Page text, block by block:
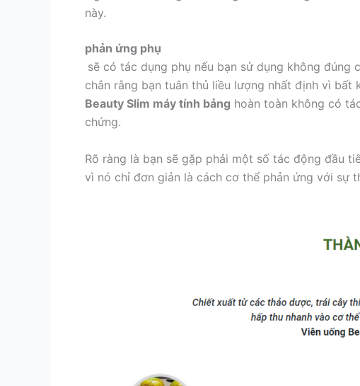
này.
phản ứng phụ
sẽ có tác dụng phụ nếu bạn sử dụng không
chắn rằng bạn tuân thủ liều lượng nhất định vì bất
Beauty Slim máy tính bảng hoàn toàn không có
chứng.
Rõ ràng là bạn sẽ gặp phải một số tác động đầu
vì nó chỉ đơn giản là cách cơ thể phản ứng với sự